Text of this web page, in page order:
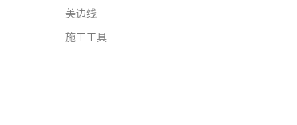
美边线
施工工具